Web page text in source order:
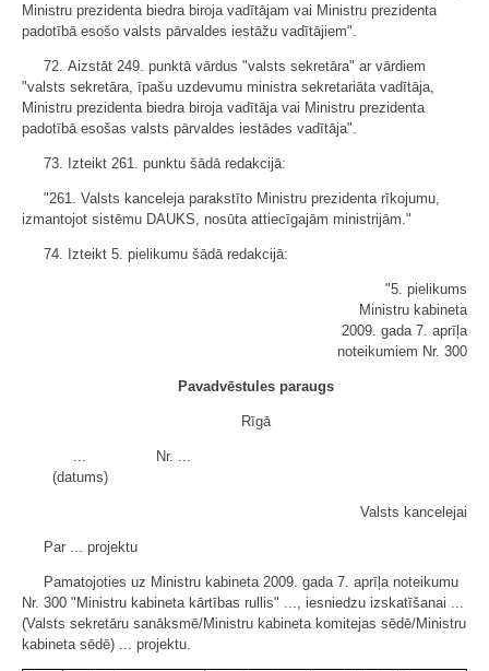
Ministru prezidenta biedra biroja vadītājam vai Ministru prezidenta
padotībā esošo valsts pārvaldes iestāžu vadītājiem".
72. Aizstāt 249. punktā vārdus "valsts sekretāra" ar vārdiem
"valsts sekretāra, īpašu uzdevumu ministra sekretariāta vadītāja,
Ministru prezidenta biedra biroja vadītāja vai Ministru prezidenta
padotībā esošas valsts pārvaldes iestādes vadītāja".
73. Izteikt 261. punktu šādā redakcijā:
"261. Valsts kanceleja parakstīto Ministru prezidenta rīkojumu,
izmantojot sistēmu DAUKS, nosūta attiecīgajām ministrijām."
74. Izteikt 5. pielikumu šādā redakcijā:
"5. pielikums
Ministru kabineta
2009. gada 7. aprīļa
noteikumiem Nr. 300
Pavadvēstules paraugs
Rīgā
...
Nr. ...
(datums)
Valsts kancelejai
Par ... projektu
Pamatojoties uz Ministru kabineta 2009. gada 7. aprīļa noteikumu
Nr. 300 "Ministru kabineta kārtības rullis" ..., iesniedzu izskatīšanai ...
(Valsts sekretāru sanāksmē/Ministru kabineta komitejas sēdē/Ministru
kabineta sēdē) ... projektu.